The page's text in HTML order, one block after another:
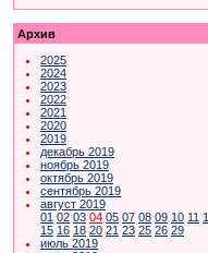
Архив
2025
2024
2023
2022
2021
2020
2019
декабрь 2019
ноябрь 2019
октябрь 2019
сентябрь 2019
август 2019
01 02 03 04 05 07 08 09 10 11
15 16 18 20 21 23 25 26 29
июль 2019